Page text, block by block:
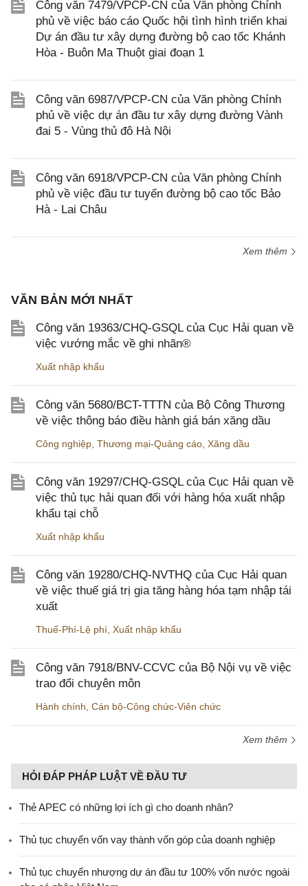
Công văn 7479/VPCP-CN của Văn phòng Chính
phủ về việc báo cáo Quốc hội tình hình triển khai
Dự án đầu tư xây dựng đường bộ cao tốc Khánh
Hòa - Buôn Ma Thuột giai đoạn 1
Công văn 6987/VPCP-CN của Văn phòng Chính
phủ về việc dự án đầu tư xây dựng đường Vành
đai 5 - Vùng thủ đô Hà Nội
Công văn 6918/VPCP-CN của Văn phòng Chính
phủ về việc đầu tư tuyến đường bộ cao tốc Bảo
Hà - Lai Châu
Xem thêm
VĂN BẢN MỚI NHẤT
Công văn 19363/CHQ-GSQL của Cục Hải quan về
việc vướng mắc về ghi nhãn®
Xuất nhập khẩu
Công văn 5680/BCT-TTTN của Bộ Công Thương
về việc thông báo điều hành giá bán xăng dầu
Công nghiệp Thương mại-Quảng cáo Xăng dầu
Công văn 19297/CHQ-GSQL của Cục Hải quan về
việc thủ tục hải quan đối với hàng hóa xuất nhập
khẩu tại chỗ
Xuất nhập khẩu
Công văn 19280/CHQ-NVTHQ của Cục Hải quan
về việc thuế giá trị gia tăng hàng hóa tạm nhập tái
xuất
Thuế-Phí-Lệ phí Xuất nhập khẩu
Công văn 7918/BNV-CCVC của Bộ Nội vụ về việc
trao đổi chuyên môn
Hành chính Cán bộ-Công chức-Viên chức
Xem thêm
HỎI ĐÁP PHÁP LUẬT VỀ ĐẦU TƯ
Thẻ APEC có những lợi ích gì cho doanh nhân?
Thủ tục chuyển vốn vay thành vốn góp của doanh nghiệp
Thủ tục chuyển nhượng dự án đầu tư 100% vốn nước ngoài